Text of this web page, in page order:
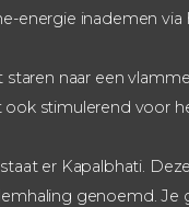
energie inademen via
staren naar een
stimulerend voor
er Kapalbhati.
genoemd. Je